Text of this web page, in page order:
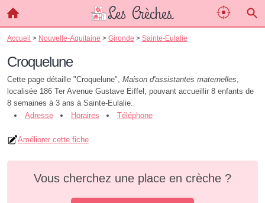
Accueil > Nouvelle-Aquitaine > Gironde > Sainte-Eulalie
Croquelune
Cette page détaille "Croquelune", Maison d'assistantes maternelles,
localisée 186 Ter Avenue Gustave Eiffel, pouvant accueillir 8 enfants de
8 semaines à 3 ans à Sainte-Eulalie.
Adresse
Horaires Téléphone
Améliorer cette fiche
Vous cherchez une place en crèche ?